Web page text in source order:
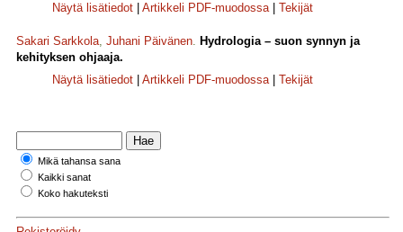
Näytä lisätiedot
Artikkeli PDF-muodossa| Tekijät
Sakari Sarkkola, Juhani Päivänen. Hydrologia – suon synnyn ja
kehityksen ohjaaja.
Näytä lisätiedot
Artikkeli PDF-muodossa| Tekijät
Mikä tahansa sana
Kaikki sanat
Koko hakuteksti